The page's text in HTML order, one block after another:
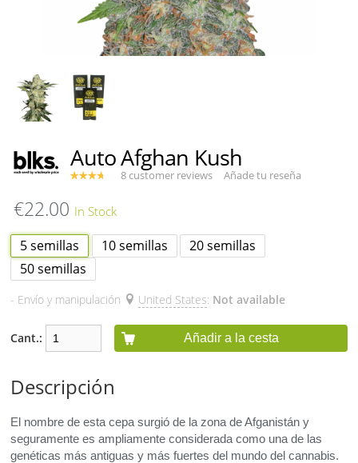
Auto Afghan Kush
8 customer reviews Añade tu reseña
€22.00
5 semillas 10 semillas
20 semillas
50 semillas
- Envío y manipulación United States: Not available
Cant.: Añadir a la cesta
Descripción
El nombre de esta cepa surgió de la zona de Afganistán y
seguramente es ampliamente considerada como una de las
genéticas más antiguas y más fuertes del mundo del cannabis.